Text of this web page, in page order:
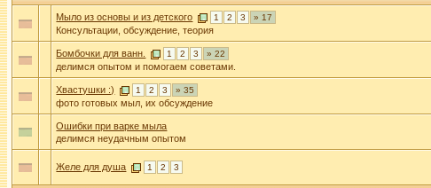
Мыло из основы и из детского 1 2 3 » 17
Консультации, обсуждение, теория
Бомбочки для ванн. 1 2 3 » 22
делимся опытом и помогаем советами.
Хвастушки :) 1 2 3 » 35
фото готовых мыл, их обсуждение
Ошибки при варке мыла
делимся неудачным опытом
Желе для душа 1 2 3